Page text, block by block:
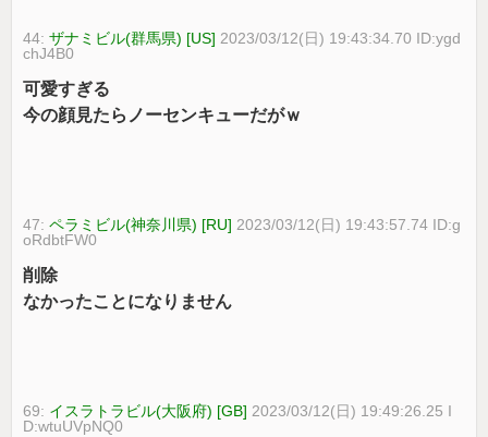
44:ザナミビル(群馬県) [US] 2023/03/12(日) 19:43:34.70 ID:ygd
chJ4B0
可愛すぎる
今の顔見たらノーセンキューだがｗ
47:ペラミビル(神奈川県) [RU] 2023/03/12(日) 19:43:57.74 ID:g
oRdbtFW0
削除
なかったことになりません
69: イスラトラビル(大阪府) [GB] 2023/03/12(日) 19:49:26.25 I
D:wtuUVpNQ0